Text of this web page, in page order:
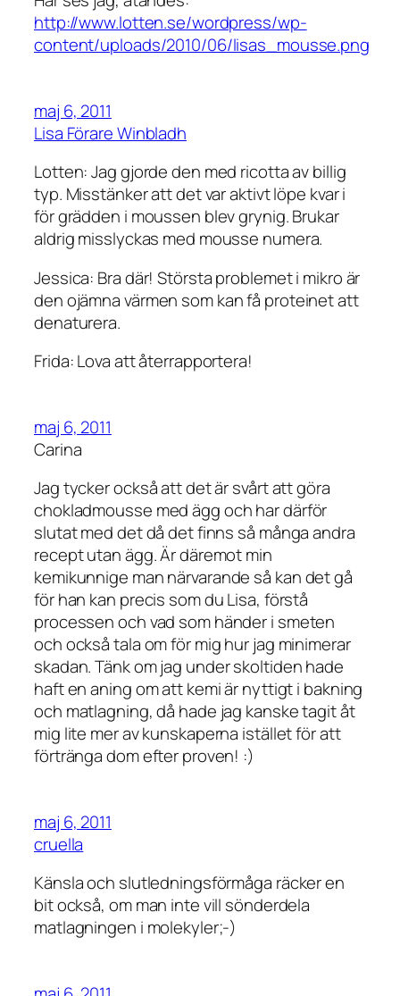
http://www.lotten.se/wordpress/wp-
content/uploads/2010/06/lisas_mousse.png
maj 6, 2011
Lisa Förare Winbladh
Lotten: Jag gjorde den med ricotta av billig
typ. Misstänker att det var aktivt löpe kvar i
för grädden i moussen blev grynig. Brukar
aldrig misslyckas med mousse numera.
Jessica: Bra där! Största problemet i mikro är
den ojämna värmen som kan få proteinet att
denaturera.
Frida: Lova att återrapportera!
maj 6, 2011
Carina
Jag tycker också att det är svårt att göra
chokladmousse med ägg och har därför
slutat med det då det finns så många andra
recept utan ägg. Är däremot min
kemikunnige man närvarande så kan det gå
för han kan precis som du Lisa, förstå
processen och vad som händer i smeten
och också tala om för mig hur jag minimerar
skadan. Tänk om jag under skoltiden hade
haft en aning om att kemi är nyttigt i bakning
och matlagning, då hade jag kanske tagit åt
mig lite mer av kunskaperna istället för att
förtränga dom efter proven! :)
maj 6, 2011
cruella
Känsla och slutledningsförmåga räcker en
bit också, om man inte vill sönderdela
matlagningen i molekyler;-)